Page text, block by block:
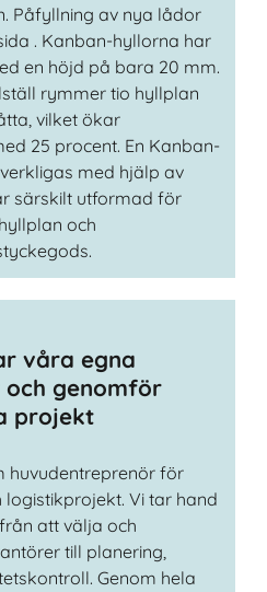
Påfyllning av nya lådor
. Kanban-hyllorna har
en höjd på bara 20 mm.
rymmer tio hyllplan
vilket ökar
25 procent. En Kanban-
med hjälp av
särskilt utformad för
och
våra egna
genomför
projekt
huvudentreprenör för
Vi tar hand
att välja och
till planering,
Genom hela